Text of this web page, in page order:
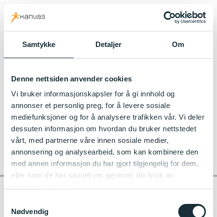
Samtykke Detaljer Om
Denne nettsiden anvender cookies
Vi bruker informasjonskapsler for å gi innhold og
annonser et personlig preg, for å levere sosiale
mediefunksjoner og for å analysere trafikken vår. Vi deler
dessuten informasjon om hvordan du bruker nettstedet
vårt, med partnerne våre innen sosiale medier,
annonsering og analysearbeid, som kan kombinere den
med annen informasjon du har gjort tilgjengelig for dem,
eller som de har samlet inn gjennom din bruk av
Nødvendig
kanvas.no
hompetitten-2016-1